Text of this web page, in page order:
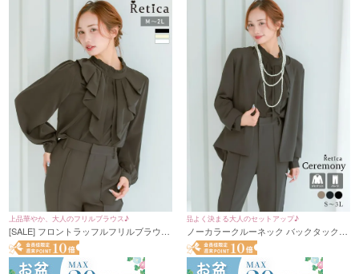
上品華やか、大人のフリルブラウス♪
[SALE] フロントラッフルフリルブラウス
セレモニー 卒業式 卒園式 入学式 入園
式 (M/L/XLサイズ)(ブラック/クリーム/ホ
ワイト)
品よく決まる大人のセットアップ♪
ノーカラークルーネック バックタックジ
ャケット＆ストレートパンツ 2点セット
アップ セレモニースーツ(Sサイズ～3Lサ
イズ) (ダークベージュ/ネイビー/ブラッ